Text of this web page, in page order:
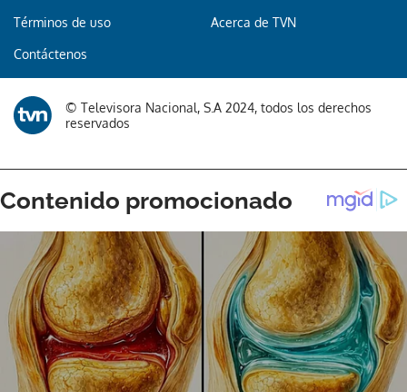
Términos de uso Acerca de TVN
Contáctenos
© Televisora Nacional, S.A 2024, todos los derechos
reservados